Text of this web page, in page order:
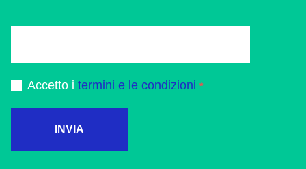
Accetto i termini e le condizioni
INVIA